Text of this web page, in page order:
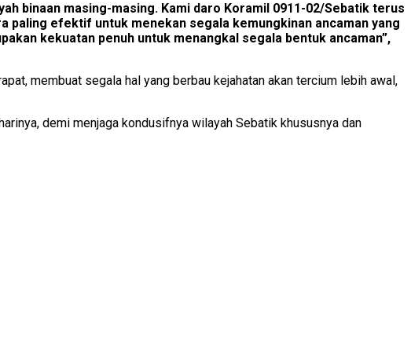
binaan masing-masing. Kami daro Koramil 0911-02/Sebatik terus
paling efektif untuk menekan segala kemungkinan ancaman yang
kekuatan penuh untuk menangkal segala bentuk ancaman”,
membuat segala hal yang berbau kejahatan akan tercium lebih awal,
demi menjaga kondusifnya wilayah Sebatik khususnya dan